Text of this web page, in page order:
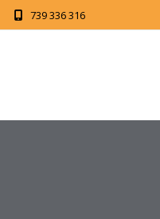
739 336 316